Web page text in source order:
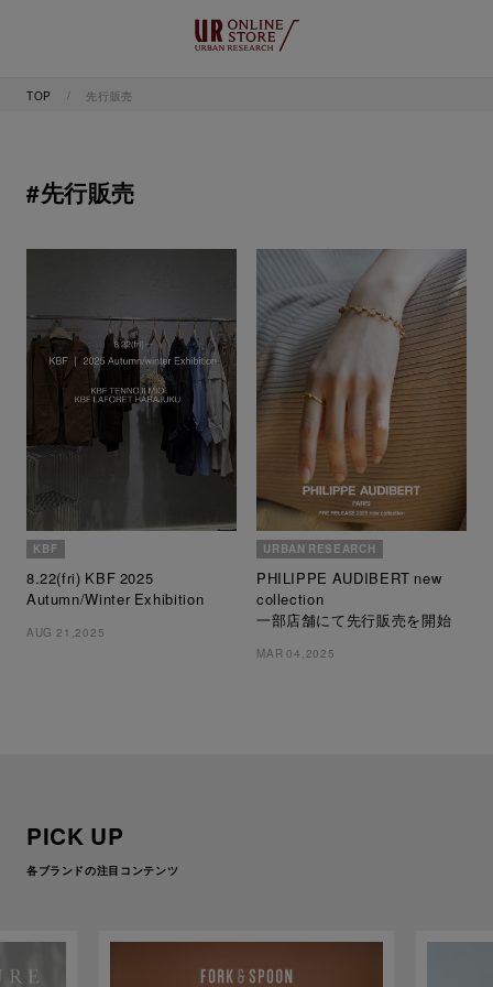
TOP 先行販売
#先行販売
KBF
8.22(fri) KBF 2025
Autumn/Winter Exhibition
AUG 21,2025
URBAN RESEARCH
PHILIPPE AUDIBERT new
collection
一部店舗にて先行販売を開始
MAR 04,2025
PICK UP
各ブランドの注目コンテンツ